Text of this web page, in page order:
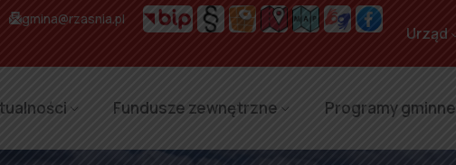
gmina@rzasnia.pl
Urząd
Fundusze zewnętrzne Programy gminne